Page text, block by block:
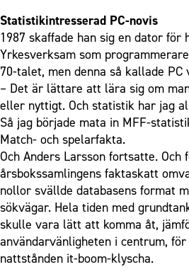
Statistikintresserad PC-novis
1987 skaffade han sig en dator för
Yrkesverksam som
70-talet, men denna så kallade
– Det är lättare att lära sig om
eller nyttigt. Och statistik har jag
Så jag började mata in MFF-
Match- och spelarfakta.
Och Anders Larsson fortsatte.
årsbokssamlingens faktaskatt
nollor svällde databasens format
sökvägar. Hela tiden med
skulle vara lätt att komma åt,
användarvänligheten i centrum,
nattstånden it-boom-klyscha.